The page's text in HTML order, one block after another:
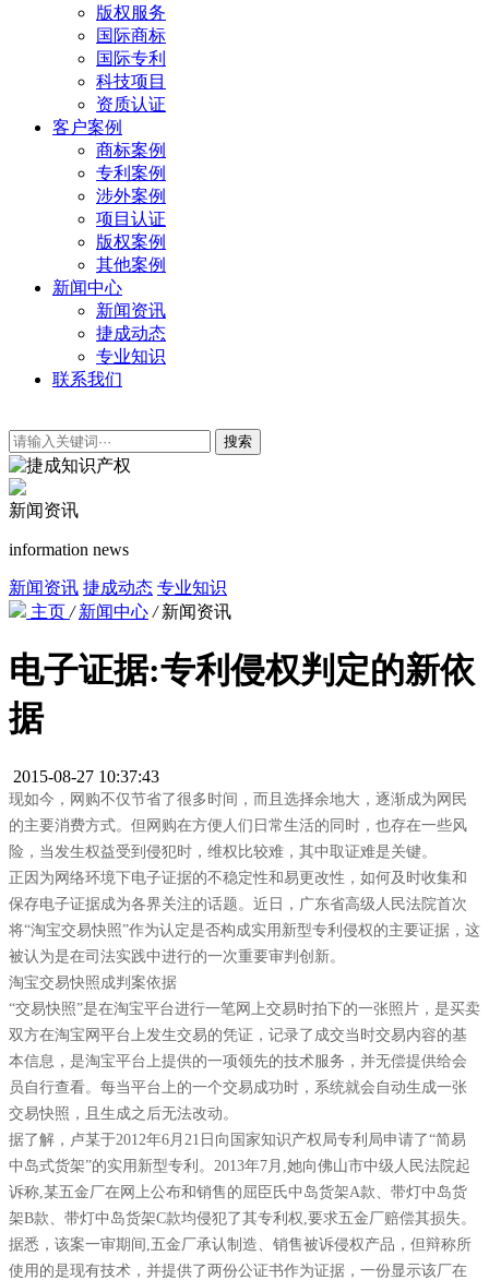
版权服务
国际商标
国际专利
科技项目
资质认证
客户案例
商标案例
专利案例
涉外案例
项目认证
版权案例
其他案例
新闻中心
新闻资讯
捷成动态
专业知识
联系我们
搜索
新闻资讯
information news
新闻资讯 捷成动态 专业知识
主页 / 新闻中心 / 新闻资讯
电子证据:专利侵权判定的新依
据
2015-08-27 10:37:43
现如今，网购不仅节省了很多时间，而且选择余地大，逐渐成为网民
的主要消费方式。但网购在方便人们日常生活的同时，也存在一些风
险，当发生权益受到侵犯时，维权比较难，其中取证难是关键。
正因为网络环境下电子证据的不稳定性和易更改性，如何及时收集和
保存电子证据成为各界关注的话题。近日，广东省高级人民法院首次
将“淘宝交易快照”作为认定是否构成实用新型专利侵权的主要证据，这
被认为是在司法实践中进行的一次重要审判创新。
淘宝交易快照成判案依据
“交易快照”是在淘宝平台进行一笔网上交易时拍下的一张照片，是买卖
双方在淘宝网平台上发生交易的凭证，记录了成交当时交易内容的基
本信息，是淘宝平台上提供的一项领先的技术服务，并无偿提供给会
员自行查看。每当平台上的一个交易成功时，系统就会自动生成一张
交易快照，且生成之后无法改动。
据了解，卢某于2012年6月21日向国家知识产权局专利局申请了“简易
中岛式货架”的实用新型专利。2013年7月,她向佛山市中级人民法院起
诉称,某五金厂在网上公布和销售的屈臣氏中岛货架A款、带灯中岛货
架B款、带灯中岛货架C款均侵犯了其专利权,要求五金厂赔偿其损失。
据悉，该案一审期间,五金厂承认制造、销售被诉侵权产品，但辩称所
使用的是现有技术，并提供了两份公证书作为证据，一份显示该厂在